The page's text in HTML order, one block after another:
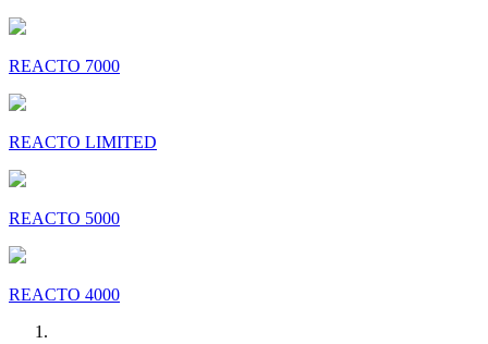
REACTO 7000
REACTO LIMITED
REACTO 5000
REACTO 4000